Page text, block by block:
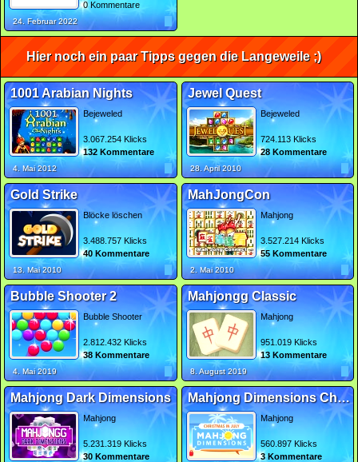
0 Kommentare
24. Februar 2022
Hier noch ein paar Tipps gegen die Langeweile ;)
1001 Arabian Nights
Bejeweled
3.067.254 Klicks
132 Kommentare
4. Mai 2012
Jewel Quest
Bejeweled
724.113 Klicks
28 Kommentare
28. April 2010
Gold Strike
Blöcke löschen
3.488.757 Klicks
40 Kommentare
13. Mai 2010
MahJongCon
Mahjong
3.527.214 Klicks
55 Kommentare
2. Mai 2010
Bubble Shooter 2
Bubble Shooter
2.812.432 Klicks
38 Kommentare
4. Mai 2019
Mahjongg Classic
Mahjong
951.019 Klicks
13 Kommentare
8. August 2019
Mahjong Dark Dimensions
Mahjong
5.231.319 Klicks
30 Kommentare
Mahjong Dimensions Christmas in July
Mahjong
560.897 Klicks
3 Kommentare